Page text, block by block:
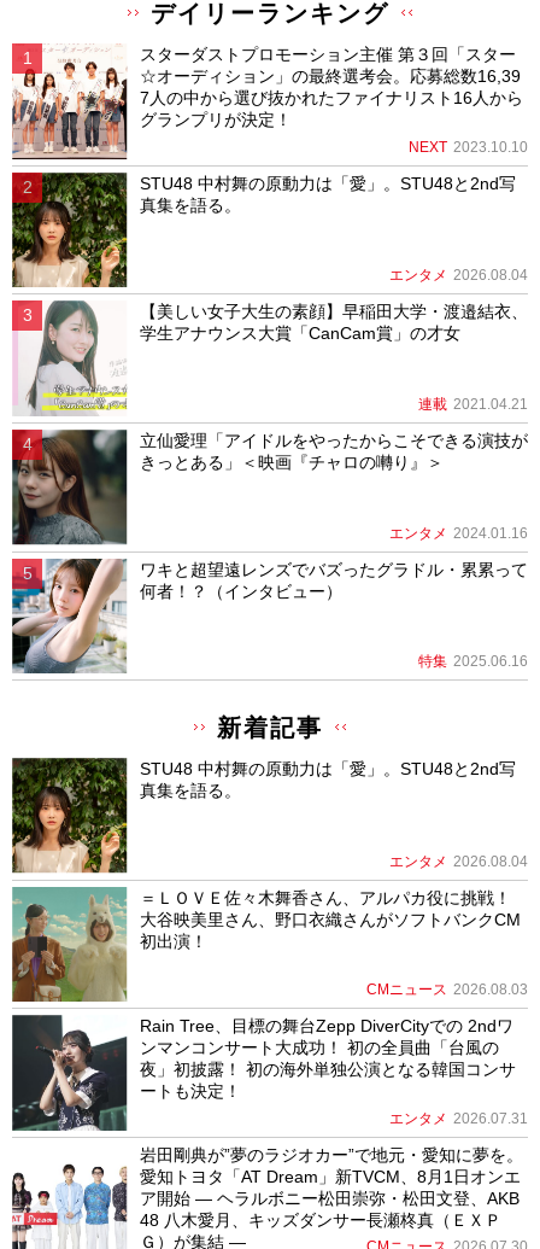
デイリーランキング
スターダストプロモーション主催 第３回「スター
☆オーディション」の最終選考会。応募総数16,39
7人の中から選び抜かれたファイナリスト16人から
グランプリが決定！
NEXT 2023.10.10
STU48 中村舞の原動力は「愛」。STU48と2nd写
真集を語る。
エンタメ 2026.08.04
【美しい女子大生の素顔】早稲田大学・渡邉結衣、
学生アナウンス大賞「CanCam賞」の才女
連載 2021.04.21
立仙愛理「アイドルをやったからこそできる演技が
きっとある」＜映画『チャロの囀り』＞
エンタメ 2024.01.16
ワキと超望遠レンズでバズったグラドル・累累って
何者！？（インタビュー）
特集 2025.06.16
新着記事
STU48 中村舞の原動力は「愛」。STU48と2nd写
真集を語る。
エンタメ 2026.08.04
＝ＬＯＶＥ佐々木舞香さん、アルパカ役に挑戦！
大谷映美里さん、野口衣織さんがソフトバンクCM
初出演！
CMニュース 2026.08.03
Rain Tree、目標の舞台Zepp DiverCityでの 2ndワ
ンマンコンサート大成功！ 初の全員曲「台風の
夜」初披露！ 初の海外単独公演となる韓国コンサ
ートも決定！
エンタメ 2026.07.31
岩田剛典が”夢のラジオカー”で地元・愛知に夢を。
愛知トヨタ「AT Dream」新TVCM、8月1日オンエ
ア開始 ― ヘラルボニー松田崇弥・松田文登、AKB
48 八木愛月、キッズダンサー長瀬柊真（ＥＸＰ
Ｇ）が集結 ―